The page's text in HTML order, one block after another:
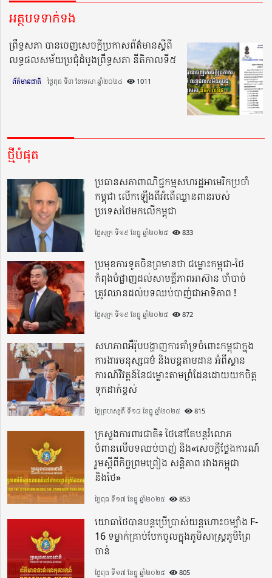
អត្ថបទទាក់ទង
ព្រឹទ្ធសភា បានចេញសេចក្តីប្រកាសព័ត៌មានស្តីពី
លទ្ធផលសម័យប្រជុំដំបូងព្រឹទ្ធសភា នីតិកាលទី៥
ព័ត៌មានជាតិ ថ្ងៃពុធ ទី៣ ខែមេសា ឆ្នាំ២០២៤​ 1011
ថ្មីបំផុត
ប្រធានសភាពាណិជ្ជកម្មសហរដ្ឋអាមេរិកប្រចាំ
កម្ពុជា លើកឡើងពីអំពើឈ្លានពានរបស់
ប្រទេសថៃមកលើកម្ពុជា
ថ្ងៃសុក្រ ទី១៩ ខែធ្នូ ឆ្នាំ២០២៥ 833
ប្រមុខការទូតចិនព្រមានថា ជម្លោះកម្ពុជា-ថៃ
កំពុងបំផ្លាញដល់សាមគ្គីភាពអាស៊ាន ចាំបាច់
ត្រូវឈានដល់បទឈប់បាញ់ជាអាទិភាព !
ថ្ងៃសុក្រ ទី១៩ ខែធ្នូ ឆ្នាំ២០២៥ 872
សហភាពអឺរ៉ុបបង្ហាញការគាំទ្រចំពោះកម្ពុជាក្នុង
ការងារមនុស្សធម៌ និងបន្តតាមដាន អំពីស្ថាន
ការណ៍វិវត្តន៍នៃជម្លោះតាមព្រំដែនដោយយកចិត្ត
ទុកដាក់ខ្ពស់
ថ្ងៃព្រហស្បតិ៍ ទី១៨ ខែធ្នូ ឆ្នាំ២០២៥ 815
ក្រសួងការពារជាតិ៖ ថៃនៅតែបន្តរំលោភ
បំពានលើបទឈប់បាញ់ និង«សេចក្តីថ្លែងការណ៍
រួមស្តីពីកិច្ចព្រមព្រៀង សន្តិភាព រវាងកម្ពុជា
និងថៃ»
ថ្ងៃពុធ ទី១៧ ខែធ្នូ ឆ្នាំ២០២៥ 853
យោធាថៃបានបន្តប្រើប្រាស់យន្តហោះចម្បាំង F-
16 ទម្លាក់គ្រាប់បែកចូលក្នុងភូមិសាស្ត្រភូមិព្រៃ
ចាន់
ថ្ងៃពុធ ទី១៧ ខែធ្នូ ឆ្នាំ២០២៥ 805